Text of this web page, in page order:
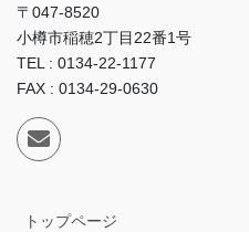
〒047-8520
小樽市稲穂2丁目22番1号
TEL : 0134-22-1177
FAX : 0134-29-0630
トップページ